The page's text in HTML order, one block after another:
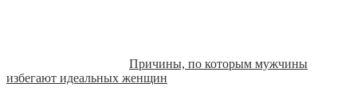
Причины, по которым мужчины
избегают идеальных женщин